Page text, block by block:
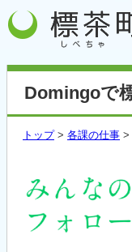
Domingoで
トップ> 各課の仕事 >